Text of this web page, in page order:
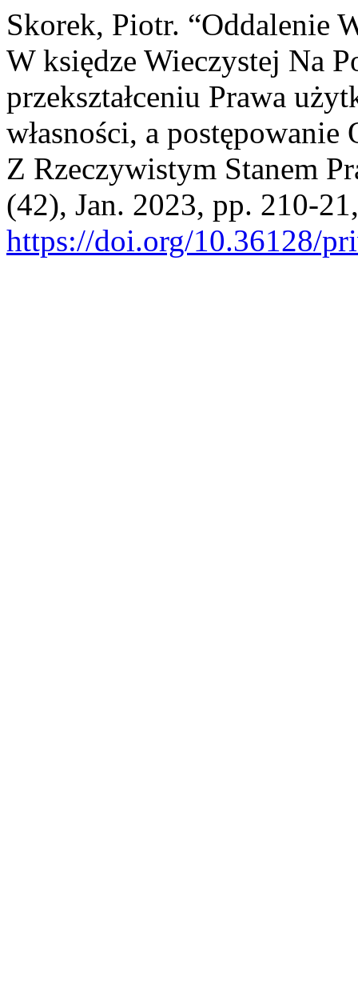
Skorek, Piotr. “Oddalenie
W księdze Wieczystej Na
przekształceniu Prawa
własności, a
Z Rzeczywistym Stanem
(42), Jan. 2023, pp. 210-21,
https://doi.org/10.36128/